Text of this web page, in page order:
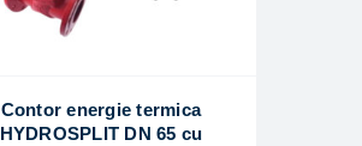
Contor energie termica
HYDROSPLIT DN 65 cu